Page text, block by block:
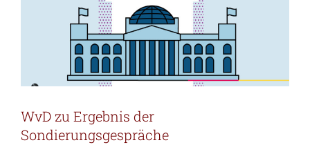
WvD zu Ergebnis der
Sondierungsgespräche